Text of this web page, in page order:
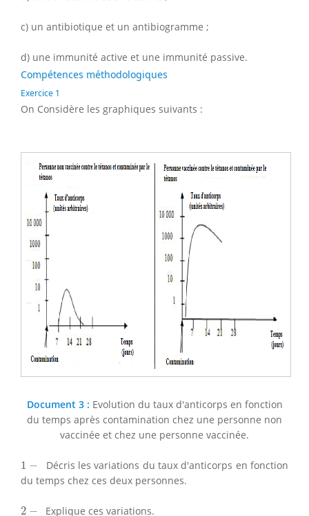
c) un antibiotique et un antibiogramme ;
d) une immunité active et une immunité passive.
Compétences méthodologiques
Exercice 1
On Considère les graphiques suivants :
Document 3 : Evolution du taux d'anticorps en fonction
du temps après contamination chez une personne non
vaccinée et chez une personne vaccinée.
1 −
1
Décris les variations du taux d'anticorps en fonction
du temps chez ces deux personnes.
2 −
2 Explique ces variations.